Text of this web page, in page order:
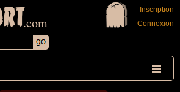
.com
Inscription
Connexion